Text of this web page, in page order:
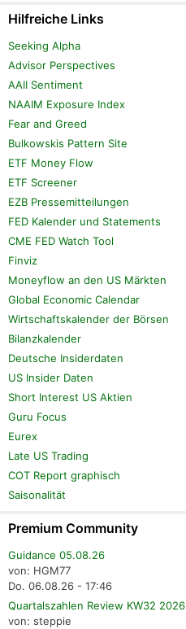
Hilfreiche Links
Seeking Alpha
Advisor Perspectives
AAII Sentiment
NAAIM Exposure Index
Fear and Greed
Bulkowskis Pattern Site
ETF Money Flow
ETF Screener
EZB Pressemitteilungen
FED Kalender und Statements
CME FED Watch Tool
Finviz
Moneyflow an den US Märkten
Global Economic Calendar
Wirtschaftskalender der Börsen
Bilanzkalender
Deutsche Insiderdaten
US Insider Daten
Short Interest US Aktien
Guru Focus
Eurex
Late US Trading
COT Report graphisch
Saisonalität
Premium Community
Guidance 05.08.26
von: HGM77
Do. 06.08.26 - 17:46
Quartalszahlen Review KW32 2026
von: steppie